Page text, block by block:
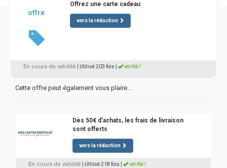
offre
Offrez une carte cadeau
vers la réduction
En cours de validité | Utilisé 203 fois vérifié !
Cette offre peut également vous plaire...
Dès 50€ d'achats, les frais de livraison
sont offerts
vers la réduction
En cours de validité | Utilisé 218 fois vérifié !